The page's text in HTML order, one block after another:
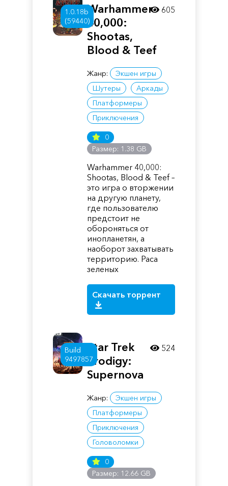
1.0.18b
(59440)
Warhammer
40,000:
Shootas,
Blood & Teef
Жанр:
Экшен игры
Шутеры
Аркады
Платформеры
Приключения
0
Размер: 1.38 GB
Warhammer 40,000:
Shootas, Blood & Teef –
это игра о вторжении
на другую планету,
где пользователю
предстоит не
обороняться от
инопланетян, а
наоборот захватывать
территорию. Раса
зеленых
Скачать торрент
605
Build
9497857
Star Trek
Prodigy:
Supernova
Жанр:
Экшен игры
Платформеры
Приключения
Головоломки
0
Размер: 12.66 GB
524